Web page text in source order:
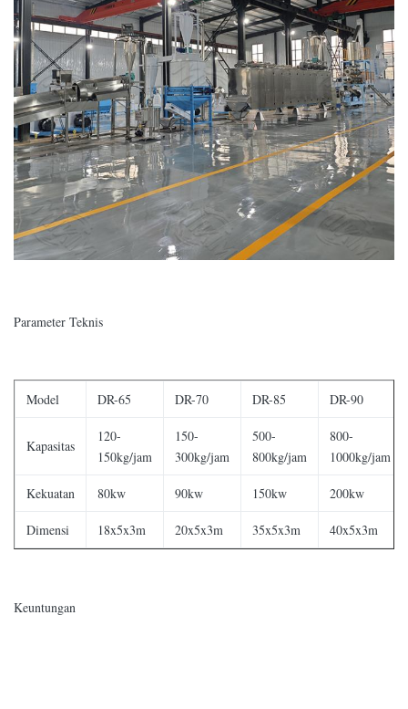
Parameter Teknis
Model DR-65 DR-70 DR-85 DR-90
Kapasitas
120-
150kg/jam
150-
300kg/jam
500-
800kg/jam
800-
1000kg/jam
Kekuatan 80kw 90kw 150kw 200kw
Dimensi 18x5x3m 20x5x3m 35x5x3m 40x5x3m
Keuntungan